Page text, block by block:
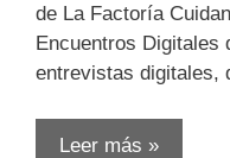
de La Factoría
Encuentros Digitales
entrevistas digitales,
Leer más »